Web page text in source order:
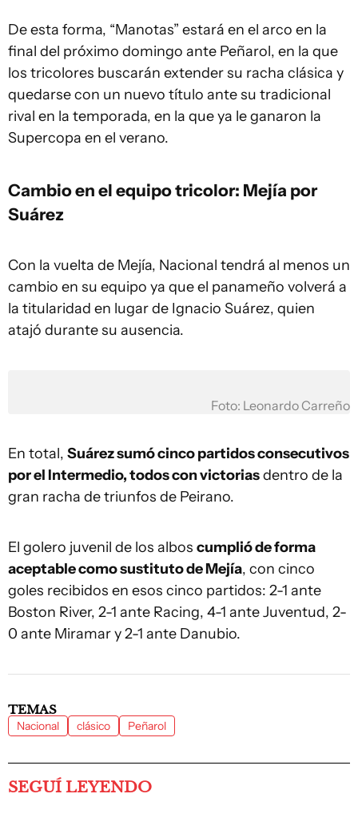
De esta forma, “Manotas” estará en el arco en la
final del próximo domingo ante Peñarol, en la que
los tricolores buscarán extender su racha clásica y
quedarse con un nuevo título ante su tradicional
rival en la temporada, en la que ya le ganaron la
Supercopa en el verano.
Cambio en el equipo tricolor: Mejía por
Suárez
Con la vuelta de Mejía, Nacional tendrá al menos un
cambio en su equipo ya que el panameño volverá a
la titularidad en lugar de Ignacio Suárez, quien
atajó durante su ausencia.
Foto: Leonardo Carreño
En total, Suárez sumó cinco partidos consecutivos
por el Intermedio, todos con victoriasdentro de la
gran racha de triunfos de Peirano.
El golero juvenil de los albos cumplió de forma
aceptable como sustituto de Mejía, con cinco
goles recibidos en esos cinco partidos: 2-1 ante
Boston River, 2-1 ante Racing, 4-1 ante Juventud, 2-
0 ante Miramar y 2-1 ante Danubio.
TEMAS
Nacional clásico Peñarol
SEGUÍ LEYENDO